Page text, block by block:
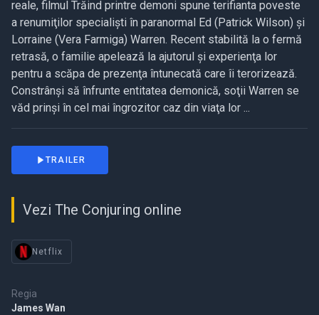
reale, filmul Trăind printre demoni spune terifianta poveste
a renumiţilor specialişti în paranormal Ed (Patrick Wilson) şi
Lorraine (Vera Farmiga) Warren. Recent stabilită la o fermă
retrasă, o familie apelează la ajutorul şi experienţa lor
pentru a scăpa de prezenţa întunecată care îi terorizează.
Constrânşi să înfrunte entitatea demonică, soţii Warren se
văd prinşi în cel mai îngrozitor caz din viaţa lor ...
Regia
James Wan
TRAILER
Vezi The Conjuring online
Netflix